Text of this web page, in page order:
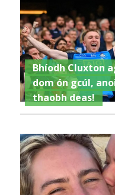
Bhíodh Cluxton
dom ón gcúl,
thaobh deas!